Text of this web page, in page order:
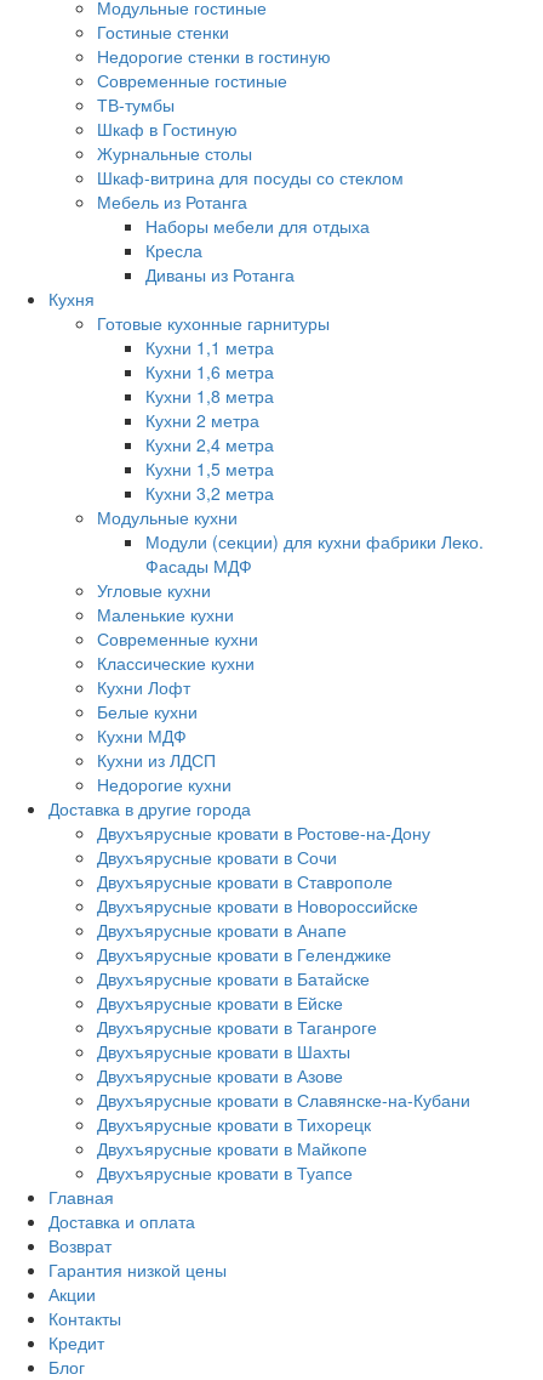
Модульные гостиные
Гостиные стенки
Недорогие стенки в гостиную
Современные гостиные
ТВ-тумбы
Шкаф в Гостиную
Журнальные столы
Шкаф-витрина для посуды со стеклом
Мебель из Ротанга
Наборы мебели для отдыха
Кресла
Диваны из Ротанга
Кухня
Готовые кухонные гарнитуры
Кухни 1,1 метра
Кухни 1,6 метра
Кухни 1,8 метра
Кухни 2 метра
Кухни 2,4 метра
Кухни 1,5 метра
Кухни 3,2 метра
Модульные кухни
Модули (секции) для кухни фабрики Леко.
Фасады МДФ
Угловые кухни
Маленькие кухни
Современные кухни
Классические кухни
Кухни Лофт
Белые кухни
Кухни МДФ
Кухни из ЛДСП
Недорогие кухни
Доставка в другие города
Двухъярусные кровати в Ростове-на-Дону
Двухъярусные кровати в Сочи
Двухъярусные кровати в Ставрополе
Двухъярусные кровати в Новороссийске
Двухъярусные кровати в Анапе
Двухъярусные кровати в Геленджике
Двухъярусные кровати в Батайске
Двухъярусные кровати в Ейске
Двухъярусные кровати в Таганроге
Двухъярусные кровати в Шахты
Двухъярусные кровати в Азове
Двухъярусные кровати в Славянске-на-Кубани
Двухъярусные кровати в Тихорецк
Двухъярусные кровати в Майкопе
Двухъярусные кровати в Туапсе
Главная
Доставка и оплата
Возврат
Гарантия низкой цены
Акции
Контакты
Кредит
Блог